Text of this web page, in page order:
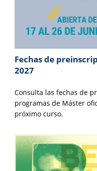
Fechas de
2027
Consulta las fechas de
programas de Máster
próximo curso.